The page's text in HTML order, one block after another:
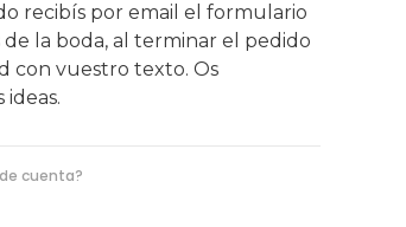
recibís por email el formulario
de la boda, al terminar el pedido
con vuestro texto. Os
ideas.
cuenta?